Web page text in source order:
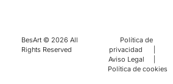
BesArt © 2026 All
Rights Reserved
Política de
privacidad
Aviso Legal
Política de cookies